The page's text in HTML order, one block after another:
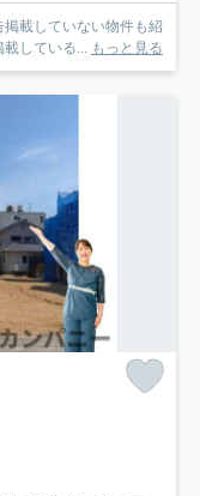
載していない物件も紹
している... もっと見る